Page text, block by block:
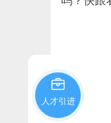
人才引进